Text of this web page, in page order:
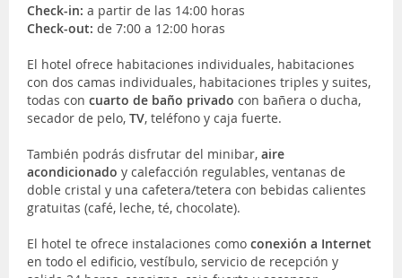
Check-in: a partir de las 14:00 horas
Check-out: de 7:00 a 12:00 horas
El hotel ofrece habitaciones individuales, habitaciones
con dos camas individuales, habitaciones triples y suites,
todas con cuarto de baño privado con bañera o ducha,
secador de pelo, TV, teléfono y caja fuerte.
También podrás disfrutar del minibar, aire
acondicionado y calefacción regulables, ventanas de
doble cristal y una cafetera/tetera con bebidas calientes
gratuitas (café, leche, té, chocolate).
El hotel te ofrece instalaciones como conexión a Internet
en todo el edificio, vestíbulo, servicio de recepción y